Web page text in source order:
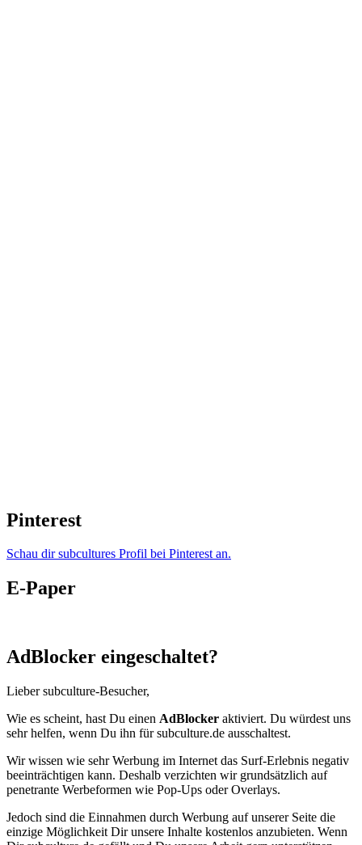
Pinterest
Schau dir subcultures Profil bei Pinterest an.
E-Paper
AdBlocker eingeschaltet?
Lieber subculture-Besucher,
Wie es scheint, hast Du einen AdBlocker aktiviert. Du würdest uns
sehr helfen, wenn Du ihn für subculture.de ausschaltest.
Wir wissen wie sehr Werbung im Internet das Surf-Erlebnis negativ
beeinträchtigen kann. Deshalb verzichten wir grundsätzlich auf
penetrante Werbeformen wie Pop-Ups oder Overlays.
Jedoch sind die Einnahmen durch Werbung auf unserer Seite die
einzige Möglichkeit Dir unsere Inhalte kostenlos anzubieten. Wenn